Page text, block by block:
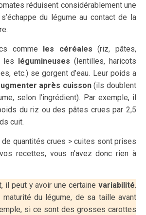
réduisent considérablement une
du légume au contact de la
comme les céréales(riz, pâtes,
les légumineuses (lentilles, haricots
etc.) se gorgent d’eau. Leur poids a
après cuisson(ils doublent
selon l’ingrédient). Par exemple, il
du riz ou des pâtes crues par 2,5
cuit.
quantités crues > cuites sont prises
recettes, vous n’avez donc rien à
il peut y avoir une certaine variabilité.
du légume, de sa taille avant
si ce sont des grosses carottes